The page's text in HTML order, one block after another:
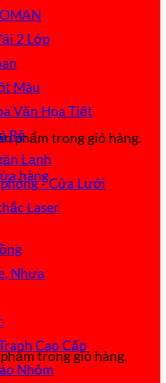
phẩm trong giỏ hàng.
hàng
trong giỏ hàng.
2 Lớp
Màu
Văn Họa Tiết
Rẻ
Lạnh
- Cửa Lưới
Laser
Nhựa
Cao Cấp
Nhôm